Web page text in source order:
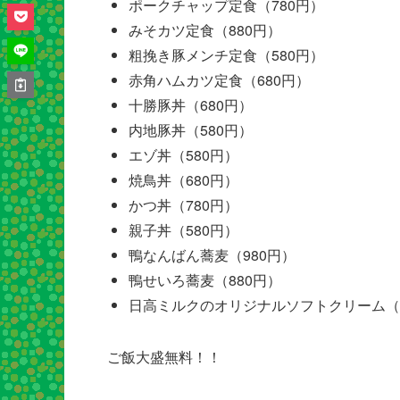
ポークチャップ定食（780円）
みそカツ定食（880円）
粗挽き豚メンチ定食（580円）
赤角ハムカツ定食（680円）
十勝豚丼（680円）
内地豚丼（580円）
エゾ丼（580円）
焼鳥丼（680円）
かつ丼（780円）
親子丼（580円）
鴨なんばん蕎麦（980円）
鴨せいろ蕎麦（880円）
日高ミルクのオリジナルソフトクリーム
ご飯大盛無料！！